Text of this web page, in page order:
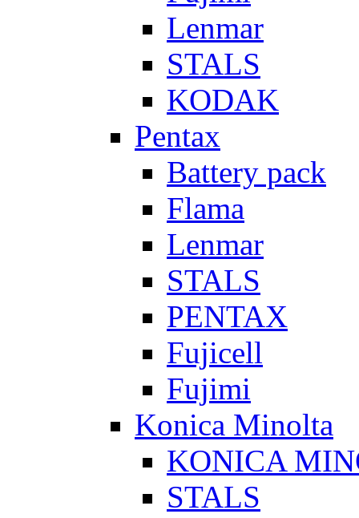
Lenmar
STALS
KODAK
Pentax
Battery pack
Flama
Lenmar
STALS
PENTAX
Fujicell
Fujimi
Konica Minolta
KONICA
STALS